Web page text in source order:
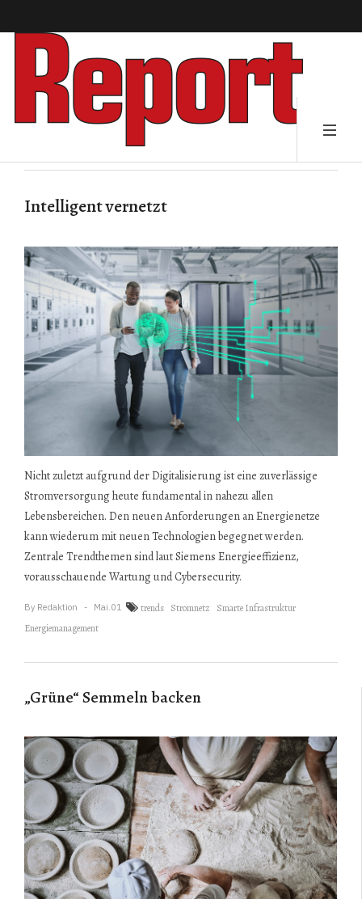
Intelligent vernetzt
Nicht zuletzt aufgrund der Digitalisierung ist eine zuverlässige
Stromversorgung heute fundamental in nahezu allen
Lebensbereichen. Den neuen Anforderungen an Energienetze
kann wiederum mit neuen Technologien begegnet werden.
Zentrale Trendthemen sind laut Siemens Energieeffizienz,
vorausschauende Wartung und Cybersecurity.
By Redaktion Mai.01 trends Stromnetz
Smarte Infrastruktur
Energiemanagement
„Grüne“ Semmeln backen